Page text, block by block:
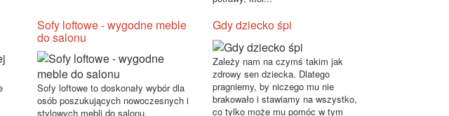
Sofy loftowe - wygodne meble
do salonu
Sofy loftowe to doskonały wybór dla
osób poszukujących nowoczesnych i
stylowych mebli do salonu.
Gdy dziecko śpi
Zależy nam na czymś takim jak
zdrowy sen dziecka. Dlatego
pragniemy, by niczego mu nie
brakowało i stawiamy na wszystko,
co tylko może mu pomóc w tym